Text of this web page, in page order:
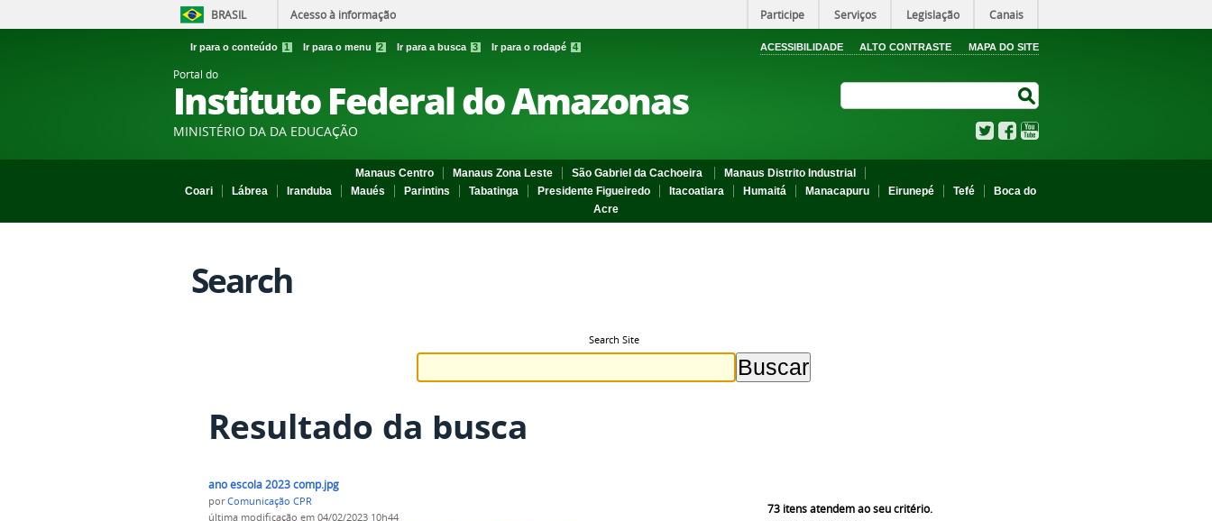
BRASIL Acesso à informação Participe Serviços Legislação Canais
Ir para o conteúdo 1 Ir para o menu 2 Ir para a busca 3 Ir para o rodapé 4 ACESSIBILIDADE ALTO CONTRASTE MAPA DO SITE
Portal do
Instituto Federal do Amazonas
MINISTÉRIO DA DA EDUCAÇÃO TwitterFacebook
Manaus Centro Manaus Zona Leste São Gabriel da Cachoeira
Manaus Distrito Industrial
Coari
Lábrea Iranduba Maués Parintins Tabatinga Presidente Figueiredo Itacoatiara Humaitá Manacapuru Eirunepé Tefé
Boca do
Acre
Search
Search Site
Resultado da busca
73itens atendem ao seu critério.
ano escola 2023 comp.jpg
porComunicação CPR
última modificação em 04/02/2023 10h44